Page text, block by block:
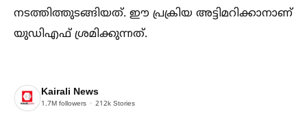
നടത്തിത്തുടങ്ങിയത്. ഇ‍ൗ പ്രക്രിയ അട്ടിമറിക്കാനാണ്
യുഡിഎഫ് ശ്രമിക്കുന്നത്.
Kairali News
1.7M followers 212k Stories